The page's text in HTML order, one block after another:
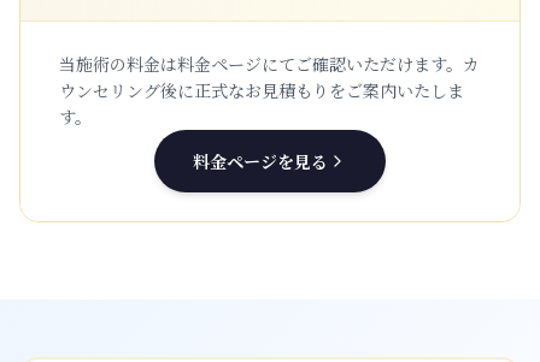
当施術の料金は料金ページにてご確認いただけます。 カ
ウンセリング後に正式なお見積もりをご案内いたしま
す。
料金ページを見る